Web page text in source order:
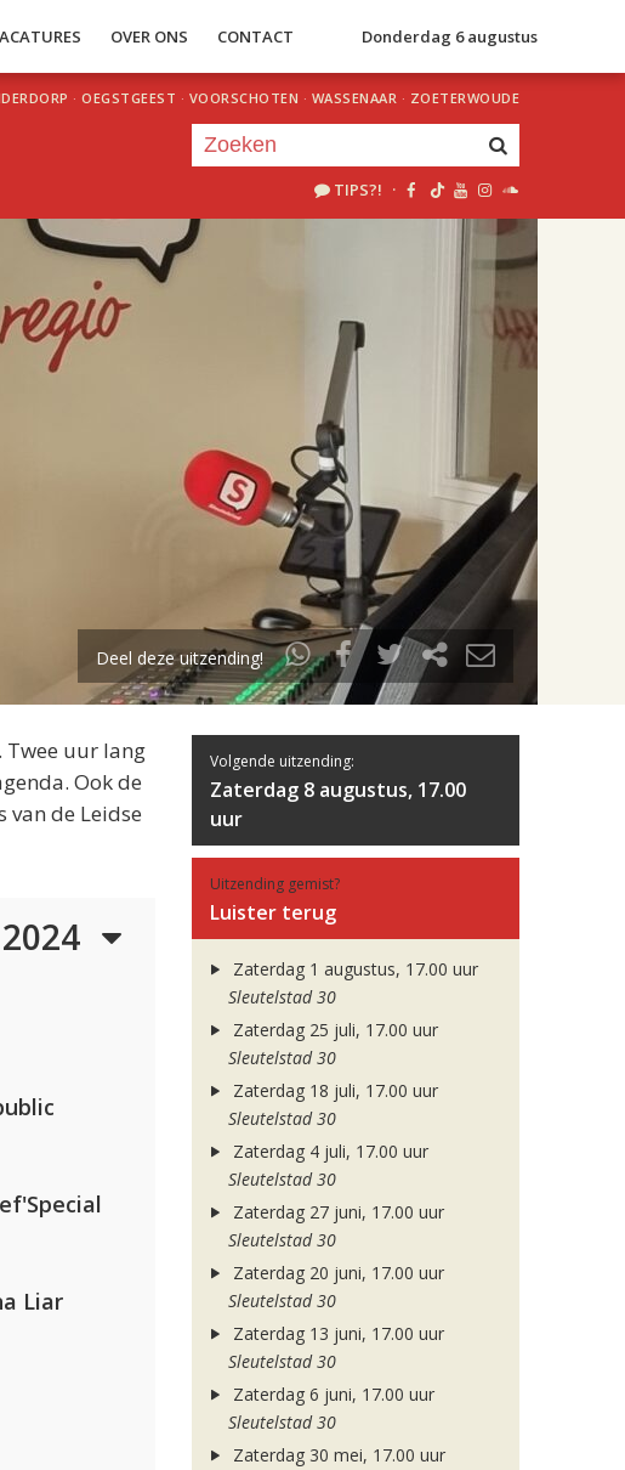
OVER ONS CONTACT Donderdag 6 augustus
· OEGSTGEEST · VOORSCHOTEN · WASSENAAR · ZOETERWOUDE
TIPS?! ·
uur 1 van 2
Volgend uur
Deel deze uitzending!
uur lang
Ook de
de Leidse
Liar
Volgende uitzending:
Zaterdag 8 augustus, 17.00
uur
Uitzending gemist?
Luister terug
Zaterdag 1 augustus, 17.00 uur
Sleutelstad 30
Zaterdag 25 juli, 17.00 uur
Sleutelstad 30
Zaterdag 18 juli, 17.00 uur
Sleutelstad 30
Zaterdag 4 juli, 17.00 uur
Sleutelstad 30
Zaterdag 27 juni, 17.00 uur
Sleutelstad 30
Zaterdag 20 juni, 17.00 uur
Sleutelstad 30
Zaterdag 13 juni, 17.00 uur
Sleutelstad 30
Zaterdag 6 juni, 17.00 uur
Sleutelstad 30
Zaterdag 30 mei, 17.00 uur